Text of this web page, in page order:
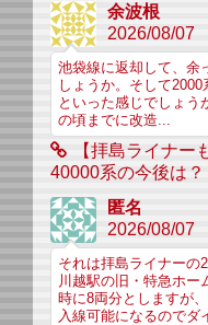
余波根
2026/08/07
池袋線に返却して、余
しょうか。そして
といった感じでしょう
の頃までに改造...
【拝島ライナー
40000系の今後は？
匿名
2026/08/07
それは拝島ライナーの
川越駅の旧・特急ホー
時に8両分としますが
入線可能になるのでダ